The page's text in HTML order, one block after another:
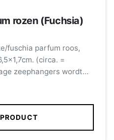
rozen (Fuchsia)
fuschia parfum roos,
(circa. =